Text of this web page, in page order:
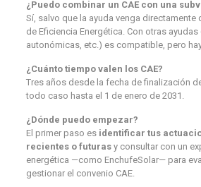
¿Puedo combinar un CAE con una
Sí, salvo que la ayuda venga directamente
de Eficiencia Energética. Con otras ayudas
autonómicas, etc.) es compatible, pero
¿Cuánto tiempo valen los CAE?
Tres años desde la fecha de finalización
todo caso hasta el 1 de enero de 2031.
¿Dónde puedo empezar?
El primer paso es identificar tus
recientes o futurasy consultar con un
energética —como EnchufeSolar— para
gestionar el convenio CAE.